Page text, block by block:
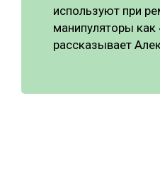
используют при
манипуляторы как
рассказывает